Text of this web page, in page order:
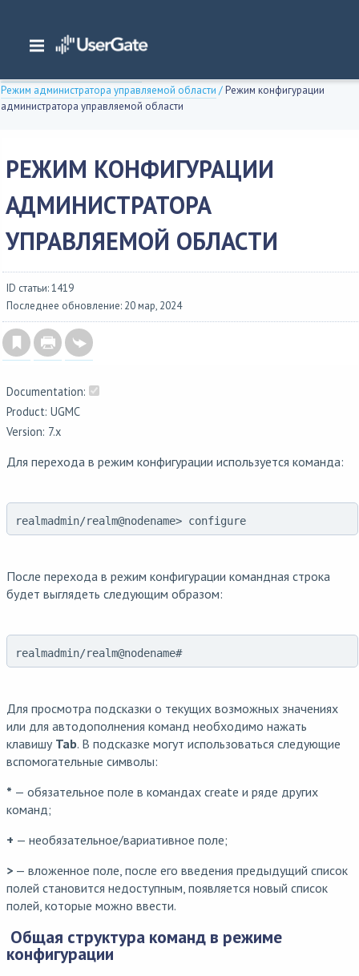
Главная/ Документация/Management Center
Management Center 7.x Руководство администратора
Режим администратора управляемой области /Режим конфигурации
администратора управляемой области
РЕЖИМ КОНФИГУРАЦИИ
АДМИНИСТРАТОРА
УПРАВЛЯЕМОЙ ОБЛАСТИ
ID статьи: 1419
Последнее обновление: 20 мар, 2024
Documentation:
Product: UGMC
Version: 7.x
Для перехода в режим конфигурации используется команда:
realmadmin/realm@nodename> configure
После перехода в режим конфигурации командная строка
будет выглядеть следующим образом:
realmadmin/realm@nodename#
Для просмотра подсказки о текущих возможных значениях
или для автодополнения команд необходимо нажать
клавишу Tab. В подсказке могут использоваться следующие
вспомогательные символы:
* — обязательное поле в командах create и ряде других
команд;
+ — необязательное/вариативное поле;
> — вложенное поле, после его введения предыдущий список
полей становится недоступным, появляется новый список
полей, которые можно ввести.
Общая структура команд в режиме
конфигурации